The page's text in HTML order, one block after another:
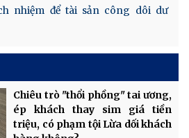
nhiệm để tài sản công dôi dư
Chiêu trò "thổi phồng" tai ương,
ép khách thay sim giá tiền
triệu, có phạm tội Lừa dối khách